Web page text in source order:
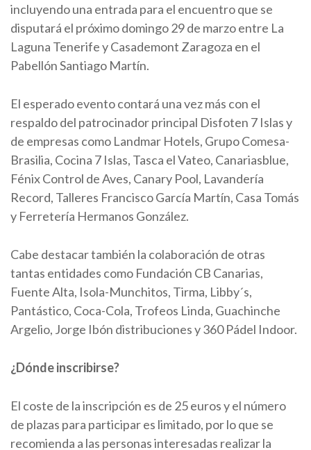
incluyendo una entrada para el encuentro que se
disputará el próximo domingo 29 de marzo entre La
Laguna Tenerife y Casademont Zaragoza en el
Pabellón Santiago Martín.
El esperado evento contará una vez más con el
respaldo del patrocinador principal Disfoten 7 Islas y
de empresas como Landmar Hotels, Grupo Comesa-
Brasilia, Cocina 7 Islas, Tasca el Vateo, Canariasblue,
Fénix Control de Aves, Canary Pool, Lavandería
Record, Talleres Francisco García Martín, Casa Tomás
y Ferretería Hermanos González.
Cabe destacar también la colaboración de otras
tantas entidades como Fundación CB Canarias,
Fuente Alta, Isola-Munchitos, Tirma, Libby´s,
Pantástico, Coca-Cola, Trofeos Linda, Guachinche
Argelio, Jorge Ibón distribuciones y 360 Pádel Indoor.
¿Dónde inscribirse?
El coste de la inscripción es de 25 euros y el número
de plazas para participar es limitado, por lo que se
recomienda a las personas interesadas realizar la